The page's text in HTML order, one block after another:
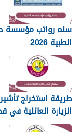
سلم رواتب مؤسسة
الطبية 2026
طريقة استخراج
الزيارة العائلية في
2026